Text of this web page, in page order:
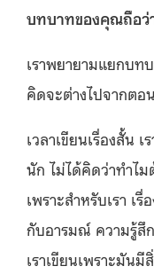
บทบาทของคุณถือว่
เราพยายามแยกบท
คิดจะต่างไปจากตอ
เวลาเขียนเรื่องสั้น
นัก ไม่ได้คิดว่าทำไ
เพราะสำหรับเรา เ
กับอารมณ์ ความรู้สึก
เราเขียนเพราะมัน